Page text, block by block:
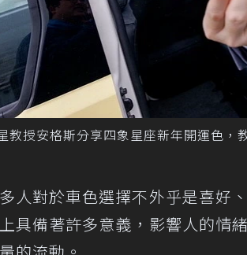
教授安格斯分享四象星座新年開運色，
人對於車色選擇不外乎是喜好
具備著許多意義，影響人的情